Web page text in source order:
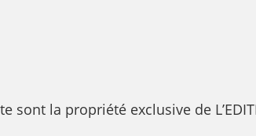
la propriété exclusive de